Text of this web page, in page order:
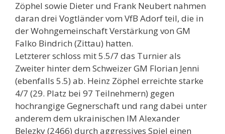
Zöphel sowie Dieter und Frank Neubert nahmen
daran drei Vogtländer vom VfB Adorf teil, die in
der Wohngemeinschaft Verstärkung von GM
Falko Bindrich (Zittau) hatten.
Letzterer schloss mit 5.5/7 das Turnier als
Zweiter hinter dem Schweizer GM Florian Jenni
(ebenfalls 5.5) ab. Heinz Zöphel erreichte starke
4/7 (29. Platz bei 97 Teilnehmern) gegen
hochrangige Gegnerschaft und rang dabei unter
anderem dem ukrainischen IM Alexander
Belezky (2466) durch aggressives Spiel einen